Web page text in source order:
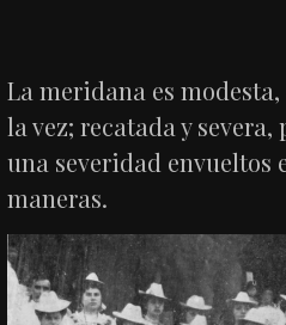
La meridana es
la vez; recatada y
una severidad envueltos
maneras.